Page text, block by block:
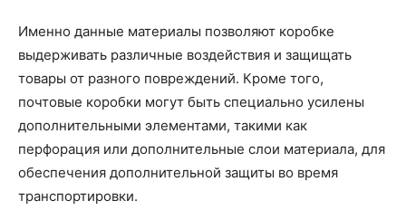
Именно данные материалы позволяют коробке
выдерживать различные воздействия и защищать
товары от разного повреждений. Кроме того,
почтовые коробки могут быть специально усилены
дополнительными элементами, такими как
перфорация или дополнительные слои материала, для
обеспечения дополнительной защиты во время
транспортировки.